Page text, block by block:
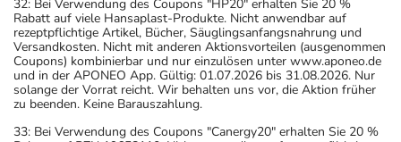
32: Bei Verwendung des Coupons "HP20" erhalten Sie 20 %
Rabatt auf viele Hansaplast-Produkte. Nicht anwendbar auf
rezeptpflichtige Artikel, Bücher, Säuglingsanfangsnahrung und
Versandkosten. Nicht mit anderen Aktionsvorteilen (ausgenommen
Coupons) kombinierbar und nur einzulösen unter www.aponeo.de
und in der APONEO App. Gültig: 01.07.2026 bis 31.08.2026. Nur
solange der Vorrat reicht. Wir behalten uns vor, die Aktion früher
zu beenden. Keine Barauszahlung.
33: Bei Verwendung des Coupons "Canergy20" erhalten Sie 20 %